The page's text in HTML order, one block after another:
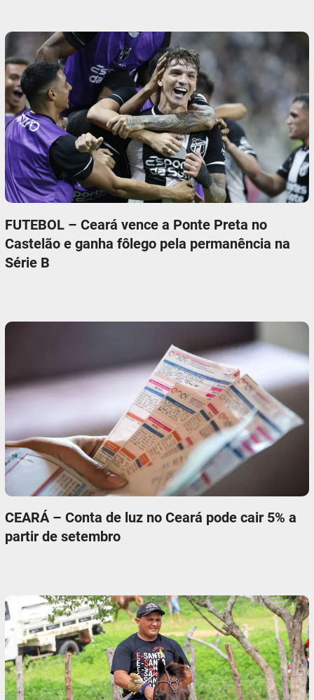
FUTEBOL – Ceará vence a Ponte Preta no
Castelão e ganha fôlego pela permanência na
Série B
CEARÁ – Conta de luz no Ceará pode cair 5% a
partir de setembro